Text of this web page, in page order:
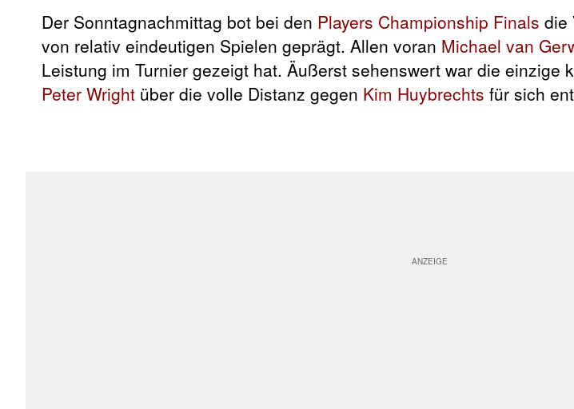
Der Sonntagnachmittag bot bei den Players Championship Finals die
von relativ eindeutigen Spielen geprägt. Allen voran Michael van
Leistung im Turnier gezeigt hat. Äußerst sehenswert war die einzige
Peter Wright über die volle Distanz gegen Kim Huybrechts für sich